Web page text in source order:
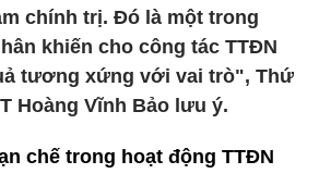
chính trị. Đó là một trong
khiến cho công tác TTĐN
tương xứng với vai trò", Thứ
Hoàng Vĩnh Bảo lưu ý.
chế trong hoạt động TTĐN